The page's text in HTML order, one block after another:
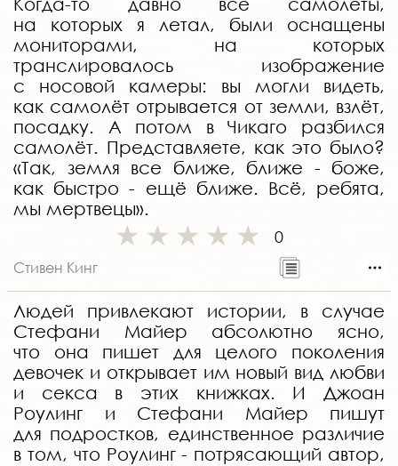
Когда-то давно все самолёты,
на которых я летал, были оснащены
мониторами, на которых
транслировалось изображение
с носовой камеры: вы могли видеть,
как самолёт отрывается от земли, взлёт,
посадку. А потом в Чикаго разбился
самолёт. Представляете, как это было?
«Так, земля все ближе, ближе - боже,
как быстро - ещё ближе. Всё, ребята,
мы мертвецы».
0
Стивен Кинг
Людей привлекают истории, в случае
Стефани Майер абсолютно ясно,
что она пишет для целого поколения
девочек и открывает им новый вид любви
и секса в этих книжках. И Джоан
Роулинг и Стефани Майер пишут
для подростков, единственное различие
в том, что Роулинг - потрясающий автор,